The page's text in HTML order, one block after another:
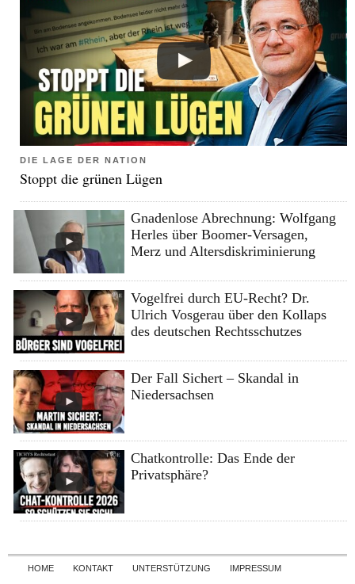
DIE LAGE DER NATION
Stoppt die grünen Lügen
Gnadenlose Abrechnung: Wolfgang
Herles über Boomer-Versagen,
Merz und Altersdiskriminierung
Vogelfrei durch EU-Recht? Dr.
Ulrich Vosgerau über den Kollaps
des deutschen Rechtsschutzes
Der Fall Sichert – Skandal in
Niedersachsen
Chatkontrolle: Das Ende der
Privatsphäre?
Skip to content
HOME KONTAKT UNTERSTÜTZUNG
IMPRESSUM